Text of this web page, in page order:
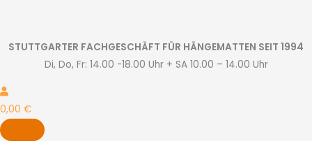
STUTTGARTER FACHGESCHÄFT FÜR HÄNGEMATTEN SEIT 1994
Di, Do, Fr: 14.00 -18.00 Uhr + SA 10.00 – 14.00 Uhr
0,00 €